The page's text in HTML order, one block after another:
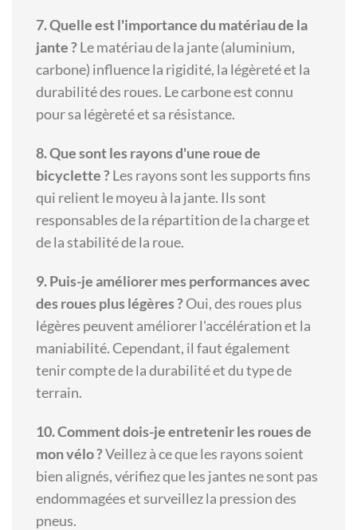
7. Quelle est l'importance du matériau de la
jante ? Le matériau de la jante (aluminium,
carbone) influence la rigidité, la légèreté et la
durabilité des roues. Le carbone est connu
pour sa légèreté et sa résistance.
8. Que sont les rayons d'une roue de
bicyclette ? Les rayons sont les supports fins
qui relient le moyeu à la jante. Ils sont
responsables de la répartition de la charge et
de la stabilité de la roue.
9. Puis-je améliorer mes performances avec
des roues plus légères ? Oui, des roues plus
légères peuvent améliorer l'accélération et la
maniabilité. Cependant, il faut également
tenir compte de la durabilité et du type de
terrain.
10. Comment dois-je entretenir les roues de
mon vélo ?Veillez à ce que les rayons soient
bien alignés, vérifiez que les jantes ne sont pas
endommagées et surveillez la pression des
pneus.